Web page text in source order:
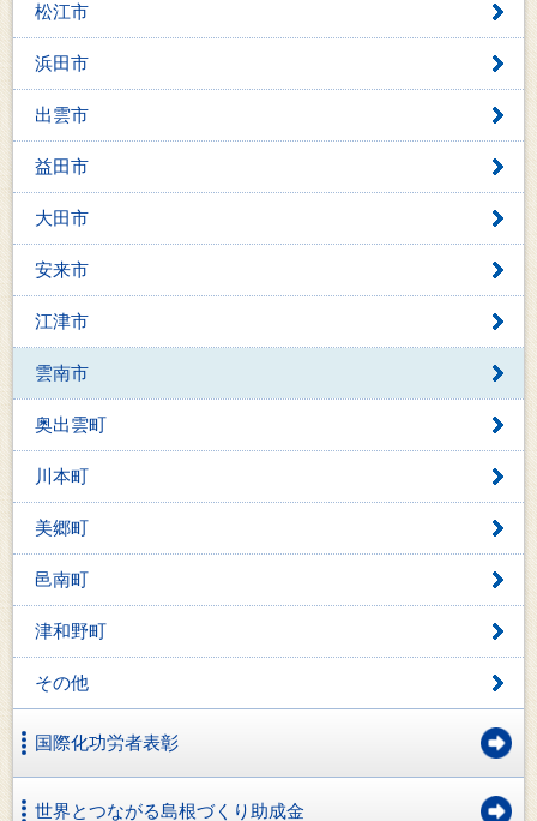
松江市
浜田市
出雲市
益田市
大田市
安来市
江津市
雲南市
奥出雲町
川本町
美郷町
邑南町
津和野町
その他
国際化功労者表彰
世界とつながる島根づくり助成金